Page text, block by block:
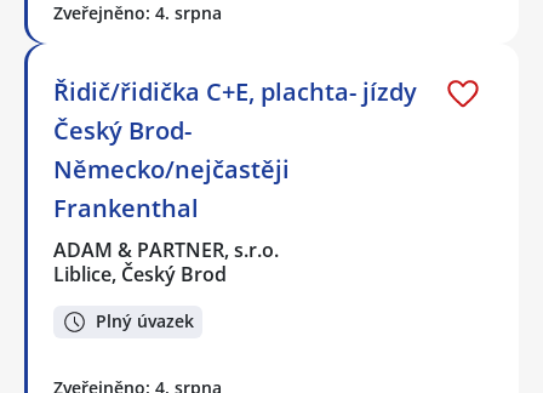
Zveřejněno: 4. srpna
Řidič/řidička C+E, plachta- jízdy
Český Brod-
Německo/nejčastěji
Frankenthal
ADAM & PARTNER, s.r.o.
Liblice, Český Brod
Plný úvazek
Zveřejněno: 4. srpna